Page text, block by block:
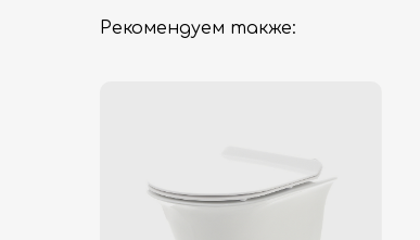
Рекомендуем также: